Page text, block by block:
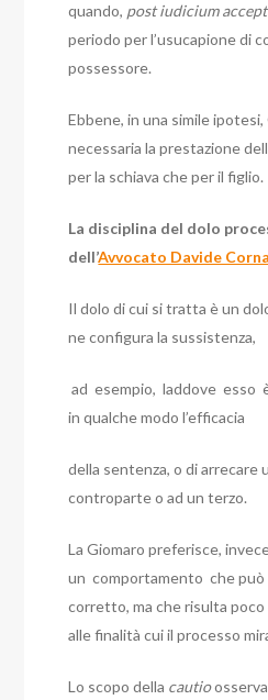
quando, post iudicium
periodo per l’usucapione di
possessore.
Ebbene, in una simile
necessaria la prestazione
per la schiava che per il figlio.
La disciplina del dolo
dell’Avvocato Davide
Il dolo di cui si tratta è un
ne configura la sussistenza,
ad esempio, laddove esso
in qualche modo l’efficacia
della sentenza, o di arrecare
controparte o ad un terzo.
La Giomaro preferisce,
un comportamento che
corretto, ma che risulta
alle finalità cui il processo
Lo scopo della cautioosserva